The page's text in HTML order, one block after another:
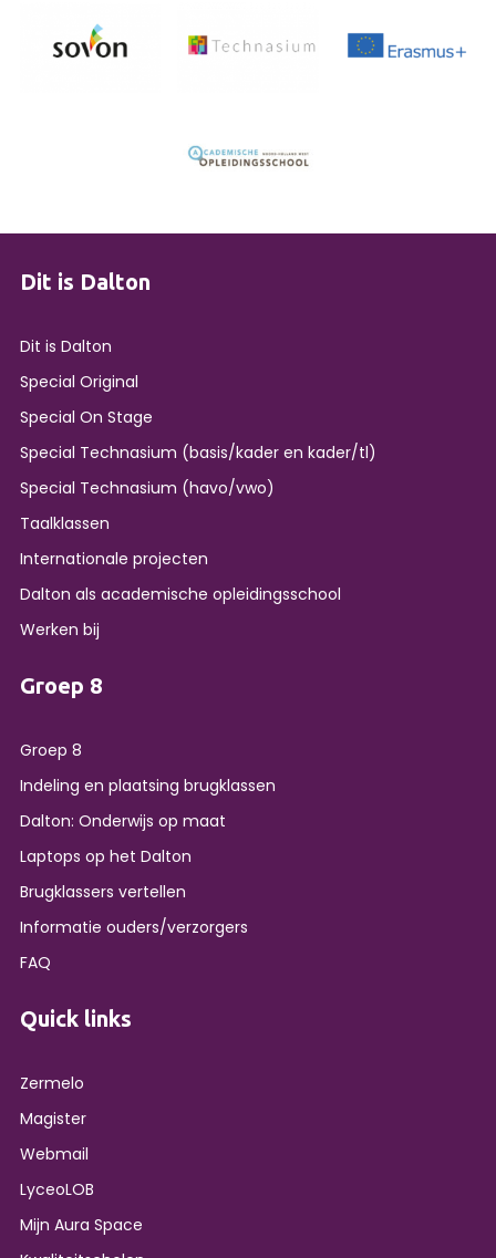
Dit is Dalton
Dit is Dalton
Special Original
Special On Stage
Special Technasium (basis/kader en kader/tl)
Special Technasium (havo/vwo)
Taalklassen
Internationale projecten
Dalton als academische opleidingsschool
Werken bij
Groep 8
Groep 8
Indeling en plaatsing brugklassen
Dalton: Onderwijs op maat
Laptops op het Dalton
Brugklassers vertellen
Informatie ouders/verzorgers
FAQ
Quick links
Zermelo
Magister
Webmail
LyceoLOB
Mijn Aura Space